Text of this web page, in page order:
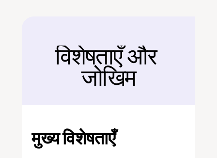
बैक
विशेषताएँ और
जोखिम
मुख्य विशेषताएँ